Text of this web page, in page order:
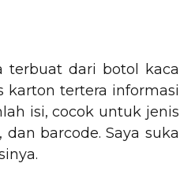
terbuat dari botol kaca
karton tertera informasi
isi, cocok untuk jenis
barcode. Saya suka